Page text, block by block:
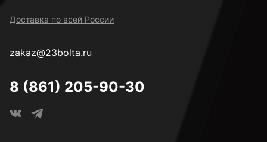
М18
Доставка по всей России
zakaz@23bolta.ru
8 (861) 205-90-30